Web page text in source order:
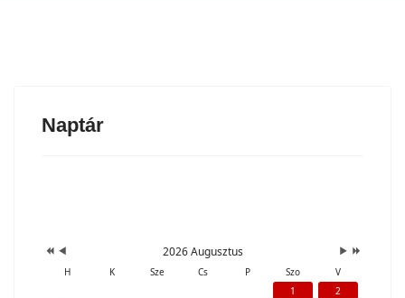
Naptár
2026 Augusztus
H K Sze Cs P Szo
V
1
2